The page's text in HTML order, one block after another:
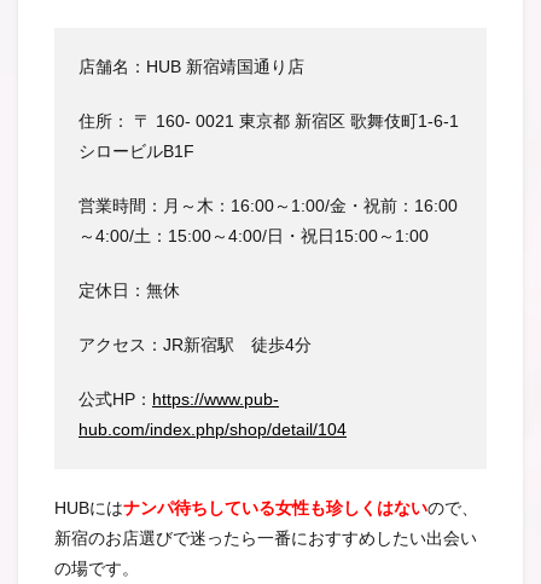
店舗名：HUB 新宿靖国通り店
住所：
〒 160- 0021 東京都 新宿区 歌舞伎町1-6-1
シロービルB1F
営業時間：月～木：16:00～1:00/金・祝前：16:00
～4:00/土：15:00～4:00/日・祝日15:00～1:00
定休日：無休
アクセス：JR新宿駅 徒歩4分
公式HP： https://www.pub-
hub.com/index.php/shop/detail/104
HUBにはナンパ待ちしている女性も珍しくはないので、
新宿のお店選びで迷ったら一番におすすめしたい出会い
の場です。